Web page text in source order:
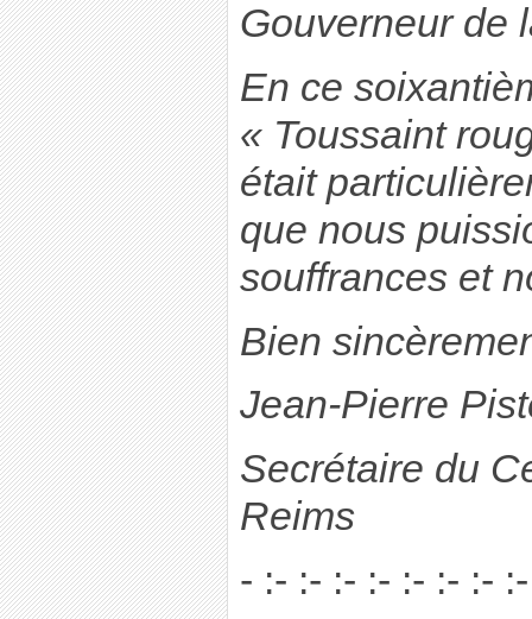
Gouverneur de
En ce
« Toussaint
était
que nous
souffrances et
Bien
Jean-Pierre
Secrétaire du
Reims
- :- :- :- :- :- :- :-